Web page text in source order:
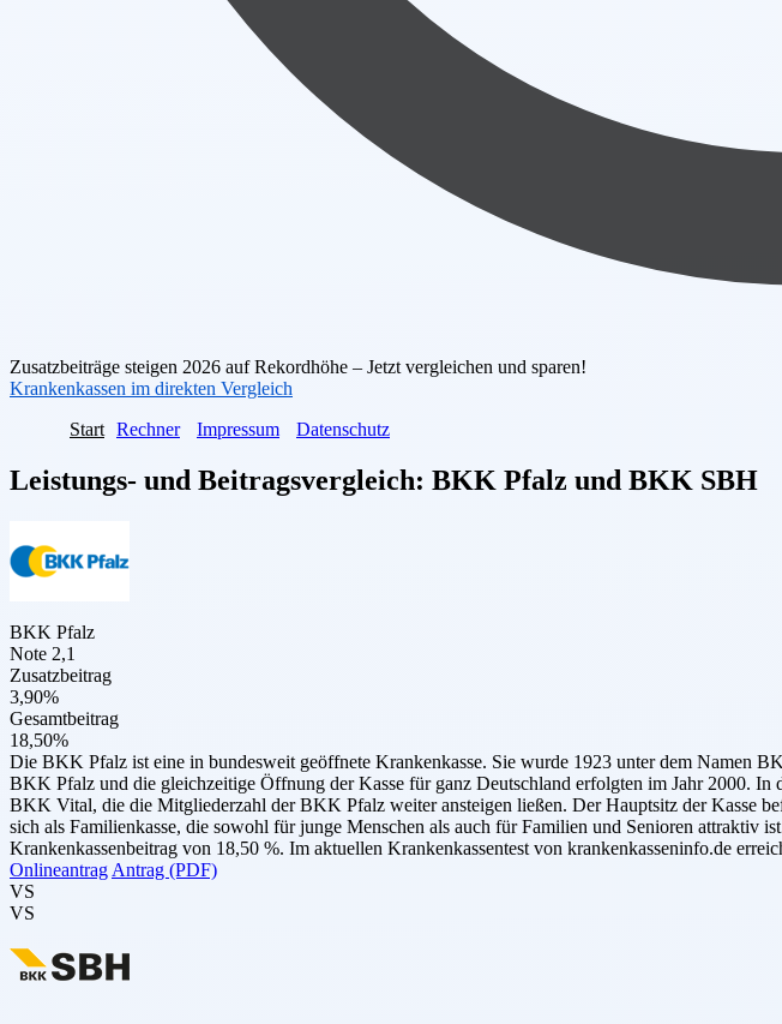
Zusatzbeiträge steigen 2026 auf Rekordhöhe – Jetzt vergleichen und sparen!
Krankenkassen im direkten Vergleich
Start Rechner Impressum Datenschutz
Leistungs- und Beitragsvergleich: BKK Pfalz und BKK SBH
BKK Pfalz
Note 2,1
Zusatzbeitrag
3,90%
Gesamtbeitrag
18,50%
Die BKK Pfalz ist eine in bundesweit geöffnete Krankenkasse. Sie wurde 1923 unter dem Namen
BKK Pfalz und die gleichzeitige Öffnung der Kasse für ganz Deutschland erfolgten im Jahr 2000.
BKK Vital, die die Mitgliederzahl der ­­BKK Pfalz weiter ansteigen ließen. Der Hauptsitz der Kasse
sich als Familienkasse, die sowohl für junge Menschen als auch für Familien und Senioren attraktiv
Krankenkassenbeitrag von 18,50 %. Im aktuellen Krankenkassentest von krankenkasseninfo.de
Onlineantrag Antrag (PDF)
VS
VS